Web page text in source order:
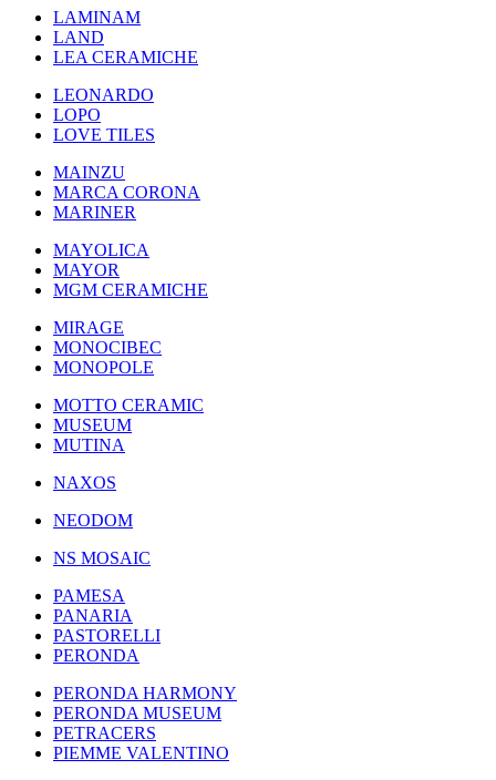
LAMINAM
LAND
LEA CERAMICHE
LEONARDO
LOPO
LOVE TILES
MAINZU
MARCA CORONA
MARINER
MAYOLICA
MAYOR
MGM CERAMICHE
MIRAGE
MONOCIBEC
MONOPOLE
MOTTO CERAMIC
MUSEUM
MUTINA
NAXOS
NEODOM
NS MOSAIC
PAMESA
PANARIA
PASTORELLI
PERONDA
PERONDA HARMONY
PERONDA MUSEUM
PETRACERS
PIEMME VALENTINO